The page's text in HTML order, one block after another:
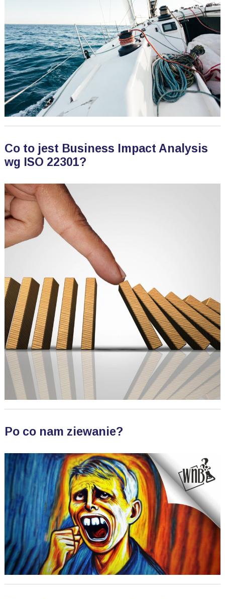
Co to jest Business Impact Analysis
wg ISO 22301?
Po co nam ziewanie?